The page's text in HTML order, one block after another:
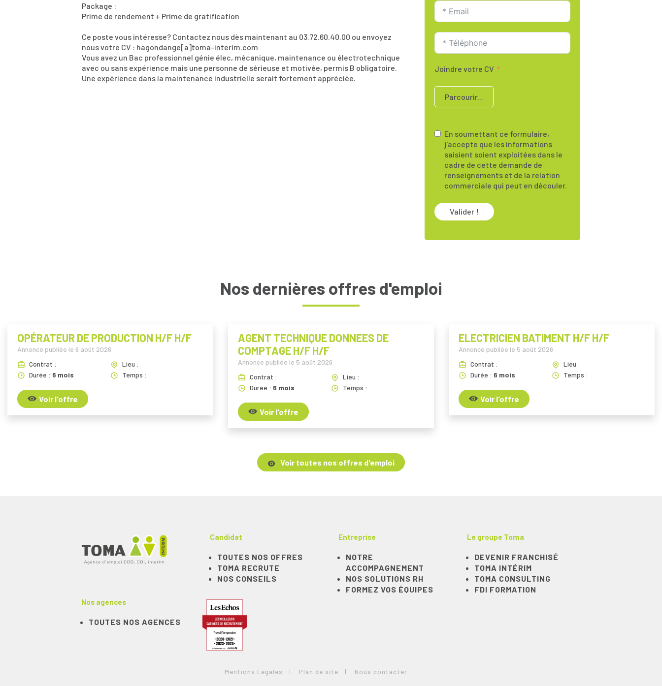
Package :
Prime de rendement + Prime de gratification
Ce poste vous intéresse? Contactez nous dès maintenant au 03.72.60.40.00 ou envoyez
nous votre CV : hagondange[a]toma-interim.com
Vous avez un Bac professionnel génie élec, mécanique, maintenance ou électrotechnique
avec ou sans expérience mais une personne de sérieuse et motivée, permis B obligatoire.
Une expérience dans la maintenance industrielle serait fortement appréciée.
Joindre votre CV
Parcourir...
En soumettant ce formulaire,
j'accepte que les informations
saisient soient exploitées dans le
cadre de cette demande de
renseignements et de la relation
commerciale qui peut en découler.
Valider !
Nos dernières offres d'emploi
OPÉRATEUR DE PRODUCTION H/F H/F
Annonce publiée le 6 août 2026
Contrat :
Lieu :
Durée : 6 mois Temps :
Voir l'offre
AGENT TECHNIQUE DONNEES DE
COMPTAGE H/F H/F
Annonce publiée le 5 août 2026
Contrat :
Lieu :
Durée : 6 mois Temps :
Voir l'offre
ELECTRICIEN BATIMENT H/F H/F
Annonce publiée le 5 août 2026
Contrat :
Lieu :
Durée : 6 mois Temps :
Voir l'offre
Voir toutes nos offres d'emploi
Nos agences
TOUTES NOS AGENCES
Candidat
TOUTES NOS OFFRES
TOMA RECRUTE
NOS CONSEILS
Entreprise
NOTRE
ACCOMPAGNEMENT
NOS SOLUTIONS RH
FORMEZ VOS ÉQUIPES
Le groupe Toma
DEVENIR FRANCHISÉ
TOMA INTÉRIM
TOMA CONSULTING
FDI FORMATION
Mentions Légales Plan de site Nous contacter